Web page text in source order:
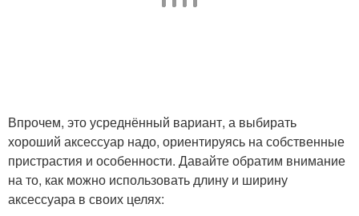
Впрочем, это усреднённый вариант, а выбирать
хороший аксессуар надо, ориентируясь на собственные
пристрастия и особенности. Давайте обратим внимание
на то, как можно использовать длину и ширину
аксессуара в своих целях: